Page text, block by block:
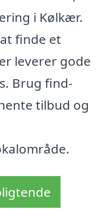
i Kølkær.
finde et
leverer gode
Brug find-
tilbud og